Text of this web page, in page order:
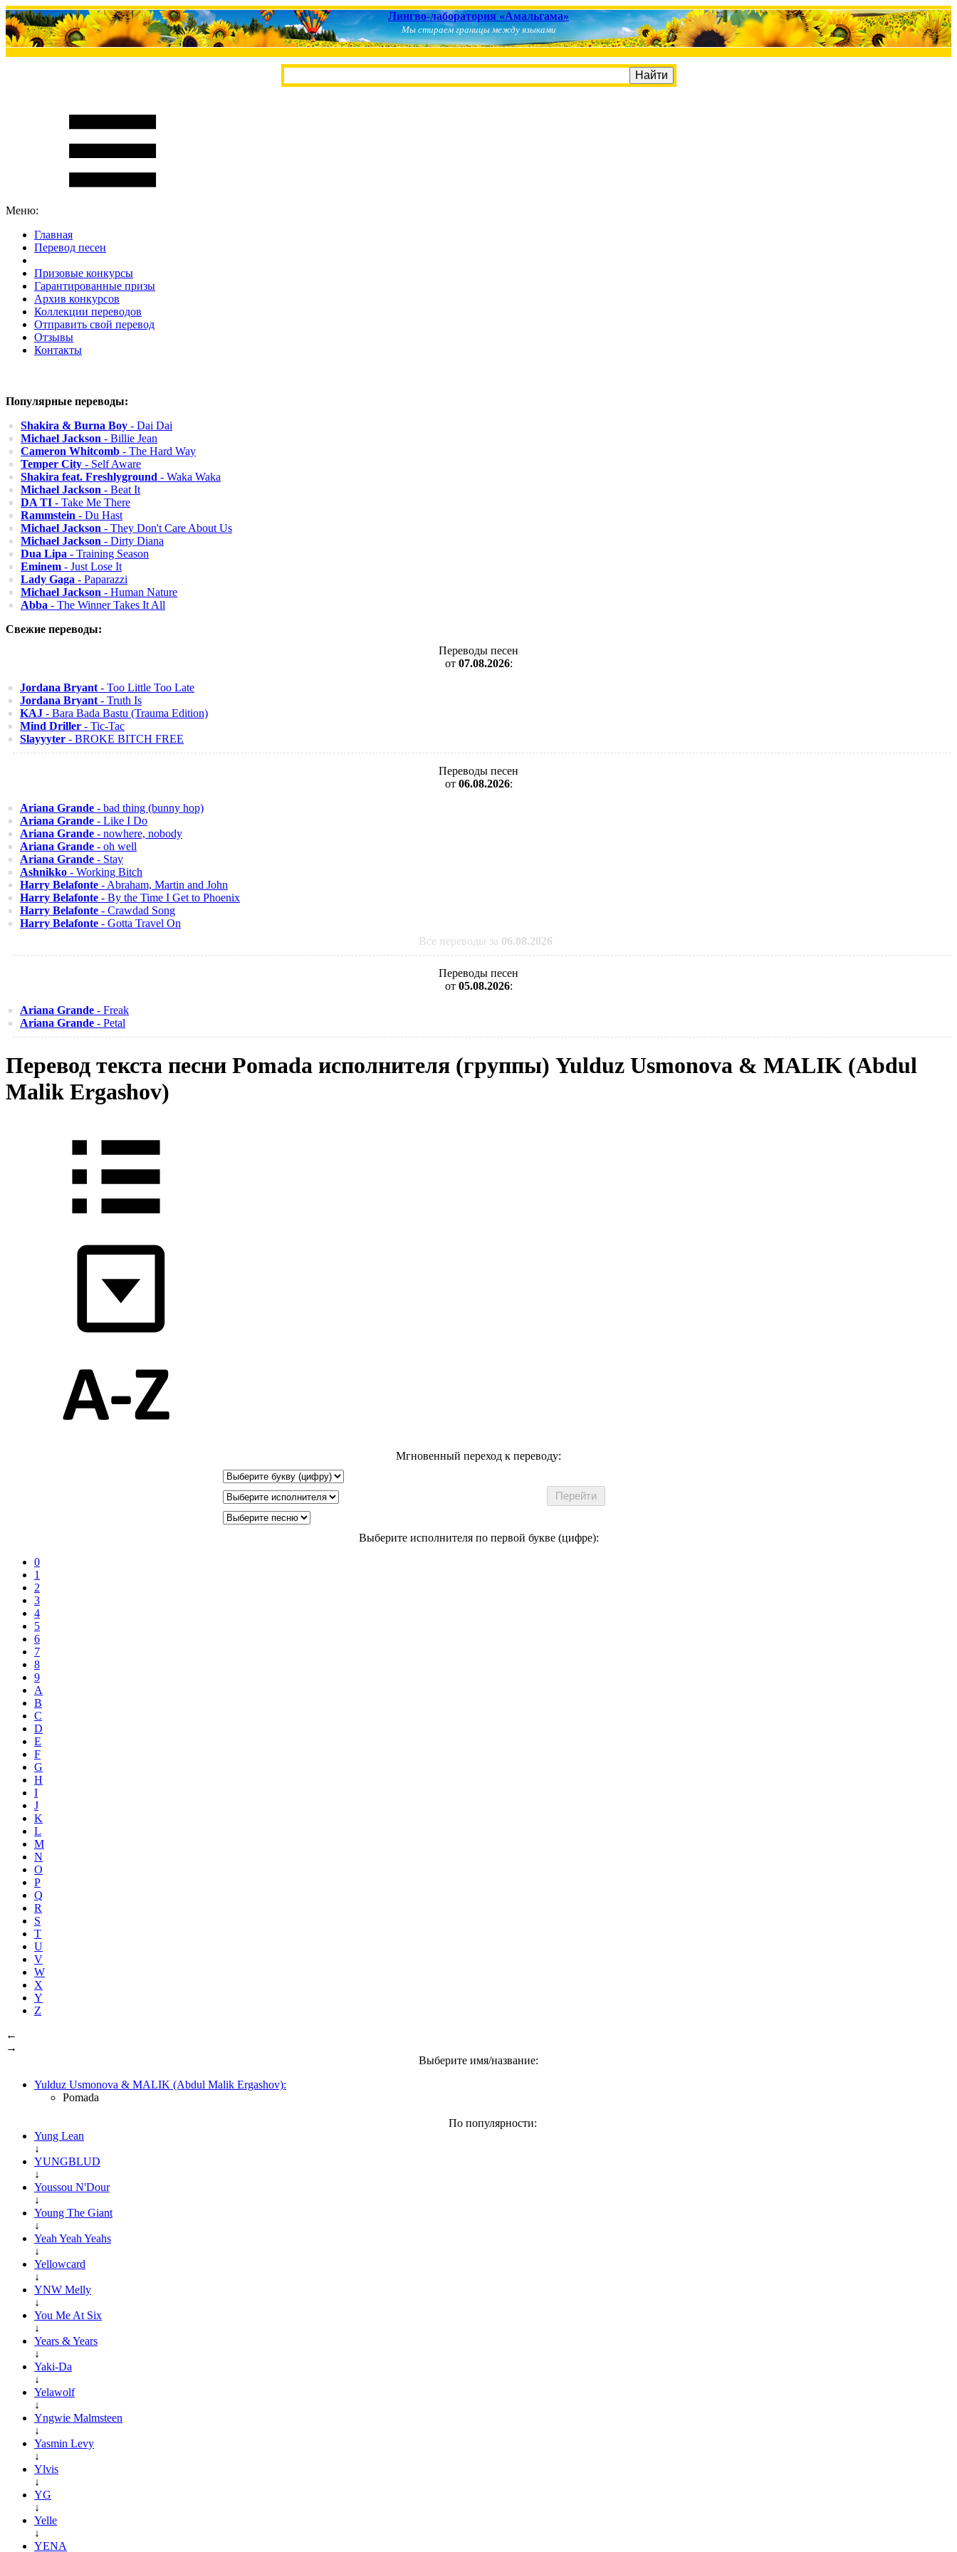
Лингво-лаборатория «Амальгама»
Мы стираем границы между языками
Меню:
Главная
Перевод песен
Призовые конкурсы
Гарантированные призы
Архив конкурсов
Коллекции переводов
Отправить свой перевод
Отзывы
Контакты
Популярные переводы:
Shakira & Burna Boy - Dai Dai
Michael Jackson - Billie Jean
Cameron Whitcomb - The Hard Way
Temper City - Self Aware
Shakira feat. Freshlyground - Waka Waka
Michael Jackson - Beat It
DA TI - Take Me There
Rammstein - Du Hast
Michael Jackson - They Don't Care About Us
Michael Jackson - Dirty Diana
Dua Lipa - Training Season
Eminem - Just Lose It
Lady Gaga - Paparazzi
Michael Jackson - Human Nature
Abba - The Winner Takes It All
Свежие переводы:
Переводы песен
от 07.08.2026:
Jordana Bryant - Too Little Too Late
Jordana Bryant - Truth Is
KAJ - Bara Bada Bastu (Trauma Edition)
Mind Driller - Tic-Tac
Slayyyter - BROKE BITCH FREE
Переводы песен
от 06.08.2026:
Ariana Grande - bad thing (bunny hop)
Ariana Grande - Like I Do
Ariana Grande - nowhere, nobody
Ariana Grande - oh well
Ariana Grande - Stay
Ashnikko - Working Bitch
Harry Belafonte - Abraham, Martin and John
Harry Belafonte - By the Time I Get to Phoenix
Harry Belafonte - Crawdad Song
Harry Belafonte - Gotta Travel On
Все переводы за 06.08.2026
Переводы песен
от 05.08.2026:
Ariana Grande - Freak
Ariana Grande - Petal
Перевод текста песни Pomada исполнителя (группы) Yulduz Usmonova & MALIK (Abdul
Malik Ergashov)
Мгновенный переход к переводу:
Выберите исполнителя по первой букве (цифре):
0
1
2
3
4
5
6
7
8
9
A
B
C
D
E
F
G
H
I
J
K
L
M
N
O
P
Q
R
S
T
U
V
W
X
Y
Z
←
→
Выберите имя/название:
Yulduz Usmonova & MALIK (Abdul Malik Ergashov):
Pomada
По популярности:
Yung Lean
↓
YUNGBLUD
↓
Youssou N'Dour
↓
Young The Giant
↓
Yeah Yeah Yeahs
↓
Yellowcard
↓
YNW Melly
↓
You Me At Six
↓
Years & Years
↓
Yaki-Da
↓
Yelawolf
↓
Yngwie Malmsteen
↓
Yasmin Levy
↓
Ylvis
↓
YG
↓
Yelle
↓
YENA